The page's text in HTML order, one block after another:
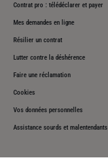
Contrat pro : télédéclarer et payer
Mes demandes en ligne
Résilier un contrat
Lutter contre la déshérence
Faire une réclamation
Cookies
Vos données personnelles
Assistance sourds et malentendants